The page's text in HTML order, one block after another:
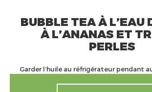
BUBBLE TEA À L’EAU
À L’ANANAS ET
PERLES
Garder l’huile au réfrigérateur pendant